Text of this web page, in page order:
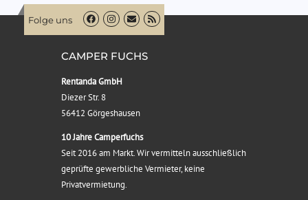
Folge uns
CAMPER FUCHS
Rentanda GmbH
Diezer Str. 8
56412 Görgeshausen
10 Jahre Camperfuchs
Seit 2016 am Markt. Wir vermitteln ausschließlich
geprüfte gewerbliche Vermieter, keine
Privatvermietung.